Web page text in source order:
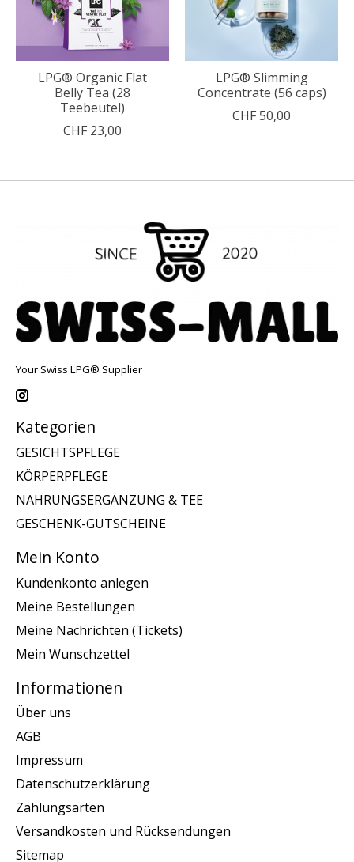
LPG® Organic Flat
Belly Tea (28
Teebeutel)
CHF 23,00
LPG® Slimming
Concentrate (56 caps)
CHF 50,00
Your Swiss LPG® Supplier
Kategorien
GESICHTSPFLEGE
KÖRPERPFLEGE
NAHRUNGSERGÄNZUNG & TEE
GESCHENK-GUTSCHEINE
Mein Konto
Kundenkonto anlegen
Meine Bestellungen
Meine Nachrichten (Tickets)
Mein Wunschzettel
Informationen
Über uns
AGB
Impressum
Datenschutzerklärung
Zahlungsarten
Versandkosten und Rücksendungen
Sitemap